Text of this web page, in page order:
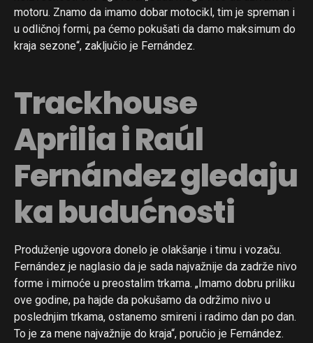
motoru. Znamo da imamo dobar motocikl, tim je spreman i
u odličnoj formi, pa ćemo pokušati da damo maksimum do
kraja sezone“, zaključio je Fernández.
Trackhouse
Aprilia i Raúl
Fernández gledaju
ka budućnosti
Produženje ugovora donelo je olakšanje i timu i vozaču.
Fernández je naglasio da je sada najvažnije da zadrže nivo
forme i mirnoće u preostalim trkama. „Imamo dobru priliku
ove godine, pa hajde da pokušamo da održimo nivo u
poslednjim trkama, ostanemo smireni i radimo dan po dan.
To je za mene najvažnije do kraja“, poručio je Fernández.